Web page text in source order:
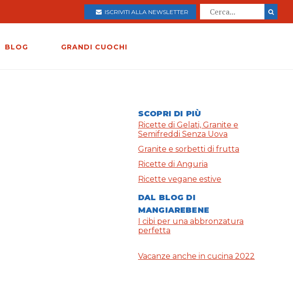
ISCRIVITI ALLA NEWSLETTER
BLOG GRANDI CUOCHI
SCOPRI DI PIÙ
Ricette di Gelati, Granite e
Semifreddi Senza Uova
Granite e sorbetti di frutta
Ricette di Anguria
Ricette vegane estive
DAL BLOG DI
MANGIAREBENE
I cibi per una abbronzatura
perfetta
Vacanze anche in cucina 2022